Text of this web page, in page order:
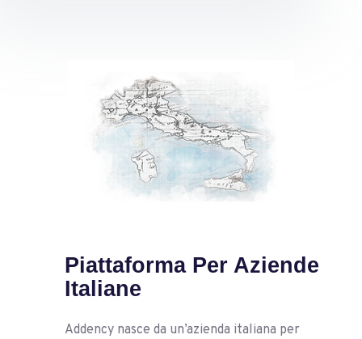
Piattaforma Per Aziende
Italiane
Addency nasce da un’azienda italiana per